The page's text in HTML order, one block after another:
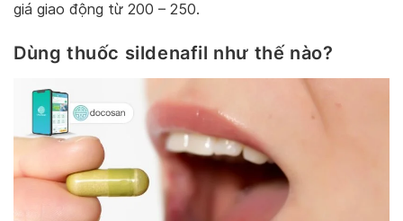
giá giao động từ 200 – 250.
Dùng thuốc sildenafil như thế nào?